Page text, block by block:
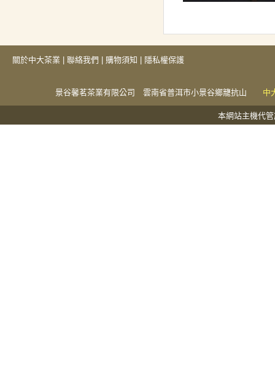
關於中大茶業 聯絡我們 購物須知 隱私權保護
景谷馨茗茶業有限公司 雲南省普洱市小景谷鄉籠抗山 中
本網站主機代